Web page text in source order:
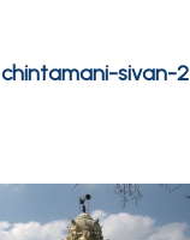
chintamani-sivan-2